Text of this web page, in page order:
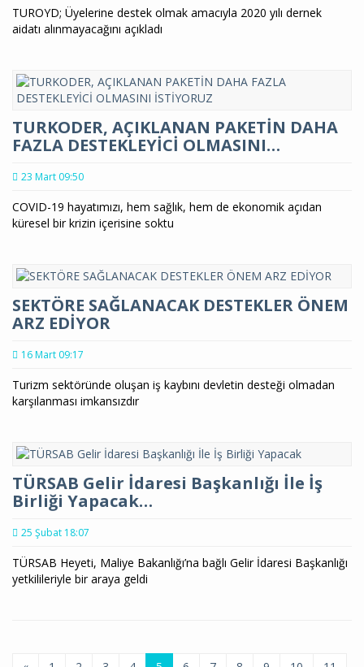
TUROYD; Üyelerine destek olmak amacıyla 2020 yılı dernek
aidatı alınmayacağını açıkladı
TURKODER, AÇIKLANAN PAKETİN DAHA
FAZLA DESTEKLEYİCİ OLMASINI…
23 Mart 09:50
COVID-19 hayatımızı, hem sağlık, hem de ekonomik açıdan
küresel bir krizin içerisine soktu
SEKTÖRE SAĞLANACAK DESTEKLER ÖNEM
ARZ EDİYOR
16 Mart 09:17
Turizm sektöründe oluşan iş kaybını devletin desteği olmadan
karşılanması imkansızdır
TÜRSAB Gelir İdaresi Başkanlığı İle İş
Birliği Yapacak…
25 Şubat 18:07
TÜRSAB Heyeti, Maliye Bakanlığı’na bağlı Gelir İdaresi Başkanlığı
yetkilileriyle bir araya geldi